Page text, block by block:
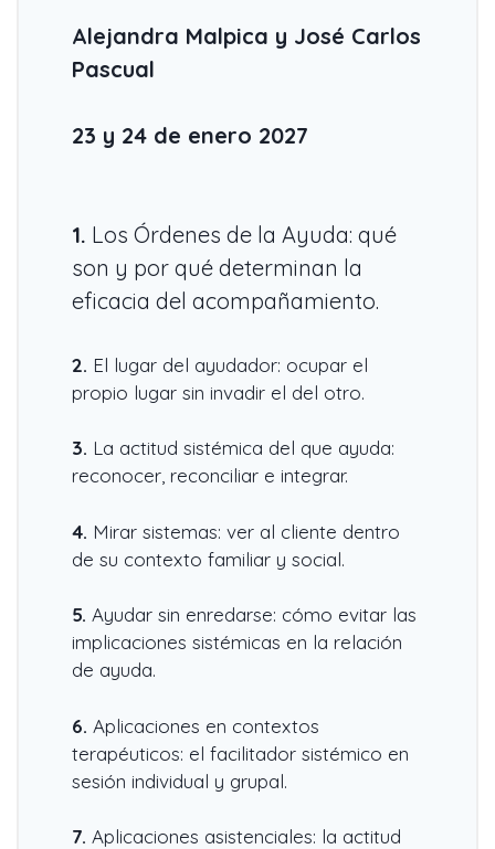
Alejandra Malpica y José Carlos
Pascual
23 y 24 de enero 2027
1. Los Órdenes de la Ayuda: qué
son y por qué determinan la
eficacia del acompañamiento.
2. El lugar del ayudador: ocupar el
propio lugar sin invadir el del otro.
3. La actitud sistémica del que ayuda:
reconocer, reconciliar e integrar.
4. Mirar sistemas: ver al cliente dentro
de su contexto familiar y social.
5. Ayudar sin enredarse: cómo evitar las
implicaciones sistémicas en la relación
de ayuda.
6. Aplicaciones en contextos
terapéuticos: el facilitador sistémico en
sesión individual y grupal.
7. Aplicaciones asistenciales: la actitud